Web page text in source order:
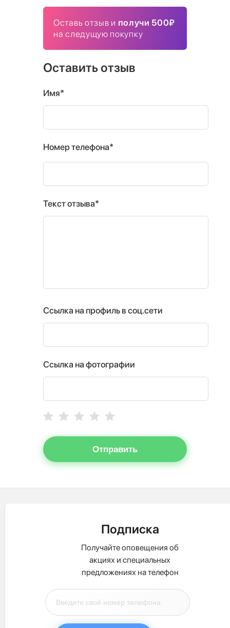
Оставь отзыв и получи 500₽
на следущую покупку
Оставить отзыв
Имя*
Номер телефона*
Текст отзыва*
Ссылка на профиль в соц.сети
Ссылка на фотографии
Отправить
Подписка
Получайте оповещения об
акциях и специальных
предложениях на телефон